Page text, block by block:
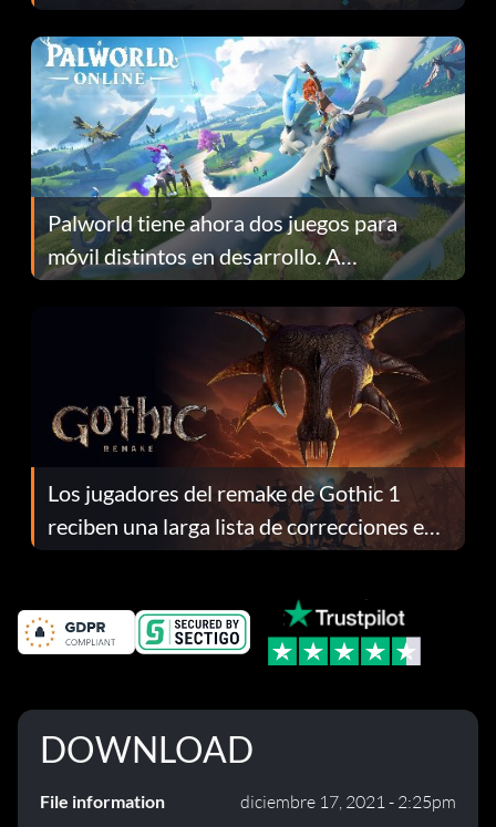
Fans Are Hopeful
Palworld tiene ahora dos juegos para
móvil distintos en desarrollo. A
continuación te explicamos por qué.
Los jugadores del remake de Gothic 1
reciben una larga lista de correcciones en
el parche 1.0.4
DOWNLOAD
File information diciembre 17, 2021 - 2:25pm